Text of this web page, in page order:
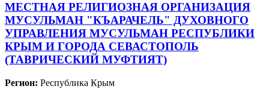
МЕСТНАЯ РЕЛИГИОЗНАЯ ОРГАНИЗАЦИЯ
МУСУЛЬМАН "КЪАРАЧЕЛЬ" ДУХОВНОГО
УПРАВЛЕНИЯ МУСУЛЬМАН РЕСПУБЛИКИ
КРЫМ И ГОРОДА СЕВАСТОПОЛЬ
(ТАВРИЧЕСКИЙ МУФТИЯТ)
Регион: Республика Крым